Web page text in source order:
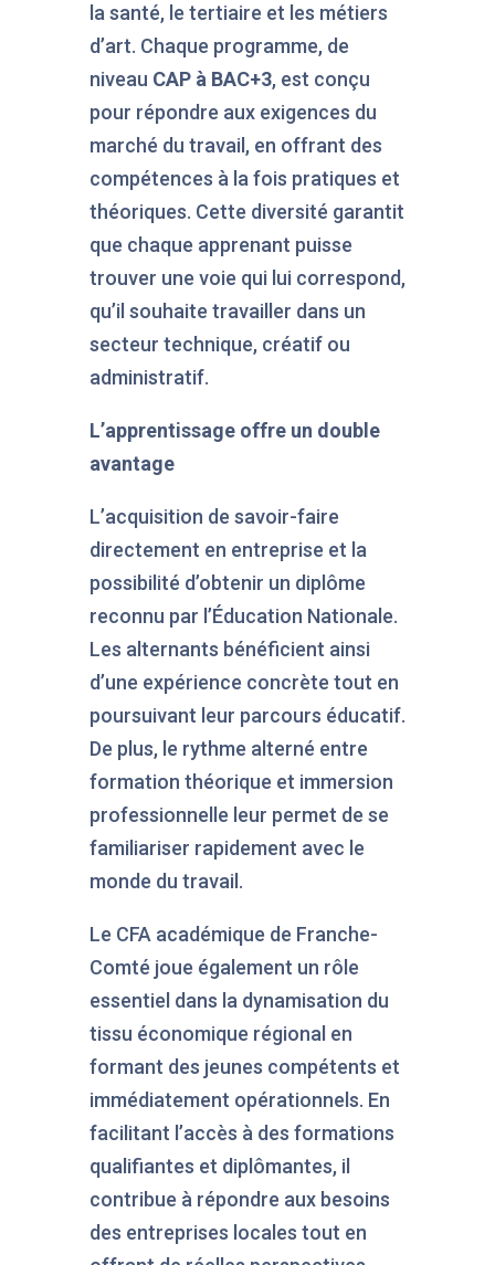
la santé, le tertiaire et les métiers
d’art. Chaque programme, de
niveau CAP à BAC+3, est conçu
pour répondre aux exigences du
marché du travail, en offrant des
compétences à la fois pratiques et
théoriques. Cette diversité garantit
que chaque apprenant puisse
trouver une voie qui lui correspond,
qu’il souhaite travailler dans un
secteur technique, créatif ou
administratif.
L’apprentissage offre un double
avantage
L’acquisition de savoir-faire
directement en entreprise et la
possibilité d’obtenir un diplôme
reconnu par l’Éducation Nationale.
Les alternants bénéficient ainsi
d’une expérience concrète tout en
poursuivant leur parcours éducatif.
De plus, le rythme alterné entre
formation théorique et immersion
professionnelle leur permet de se
familiariser rapidement avec le
monde du travail.
Le CFA académique de Franche-
Comté joue également un rôle
essentiel dans la dynamisation du
tissu économique régional en
formant des jeunes compétents et
immédiatement opérationnels. En
facilitant l’accès à des formations
qualifiantes et diplômantes, il
contribue à répondre aux besoins
des entreprises locales tout en